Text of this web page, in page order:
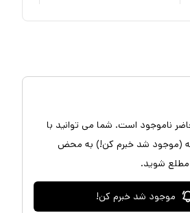
ناموجود است. شما می توانید با
(موجود شد خبرم کن!) به محض
شوید.
موجود شد خبرم کن!